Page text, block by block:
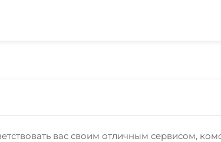
вас своим отличным сервисом,